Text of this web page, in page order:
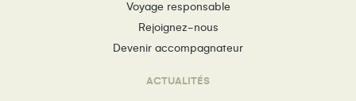
Voyage responsable
Rejoignez-nous
Devenir accompagnateur
ACTUALITÉS